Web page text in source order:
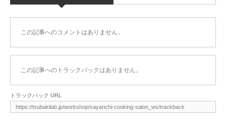
この記事へのコメントはありません。
この記事へのトラックバックはありません。
トラックバック URL